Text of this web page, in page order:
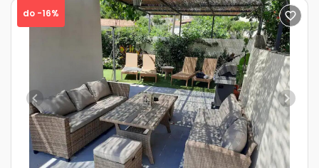
Previous Next
do -16%